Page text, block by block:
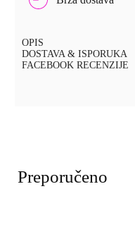
OPIS
DOSTAVA & ISPORUKA
FACEBOOK RECENZIJE
Preporučeno